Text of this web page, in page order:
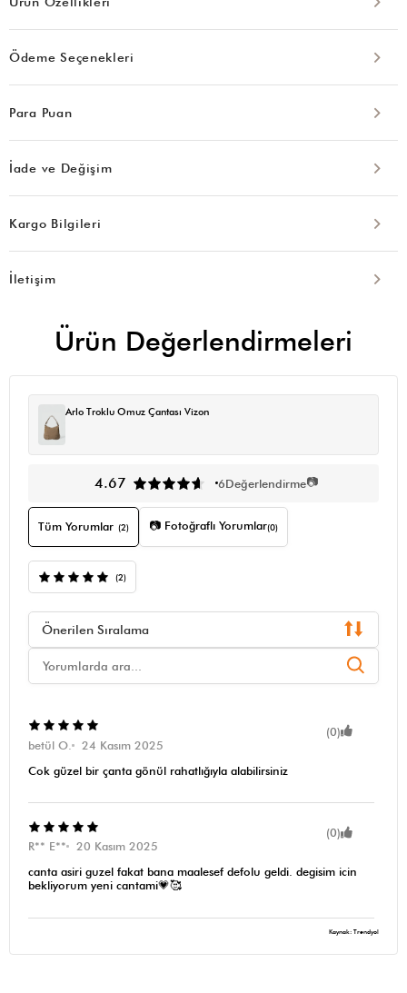
Ödeme Seçenekleri
Para Puan
İade ve Değişim
Kargo Bilgileri
İletişim
Ürün Değerlendirmeleri
Arlo Troklu Omuz Çantası Vizon
4.67 6Değerlendirme📷
Tüm Yorumlar (2) 📷 Fotoğraflı Yorumlar(0)
(2)
Önerilen Sıralama
(0)
betül O.
24 Kasım 2025
Cok güzel bir çanta gönül rahatlığıyla alabilirsiniz
(0)
R** E**
20 Kasım 2025
canta asiri guzel fakat bana maalesef defolu geldi. degisim icin
bekliyorum yeni cantami💗🥰
Kaynak: Trendyol